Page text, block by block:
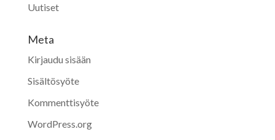
Uutiset
Meta
Kirjaudu sisään
Sisältösyöte
Kommenttisyöte
WordPress.org